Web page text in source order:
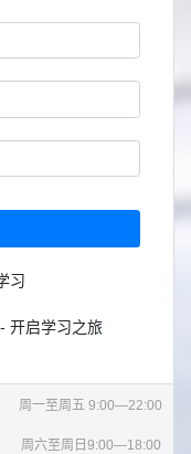
习
开启学习之旅
周一至周五 9:00—22:00
周六至周日9:00—18:00